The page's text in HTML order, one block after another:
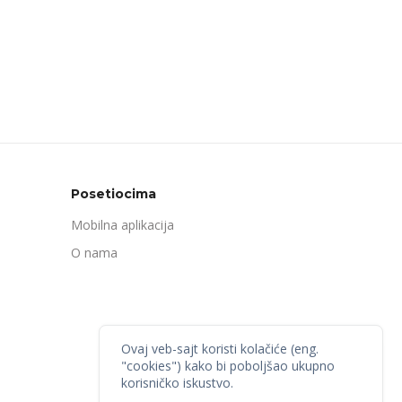
Posetiocima
Mobilna aplikacija
O nama
Ovaj veb-sajt koristi kolačiće (eng.
"cookies") kako bi poboljšao ukupno
korisničko iskustvo.